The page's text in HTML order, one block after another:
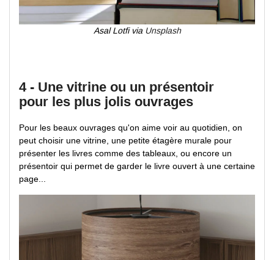
Asal Lotfi via Unsplash
4 - Une vitrine ou un présentoir
pour les plus jolis ouvrages
Pour les beaux ouvrages qu'on aime voir au quotidien, on
peut choisir une vitrine, une petite étagère murale pour
présenter les livres comme des tableaux, ou encore un
présentoir qui permet de garder le livre ouvert à une certaine
page...